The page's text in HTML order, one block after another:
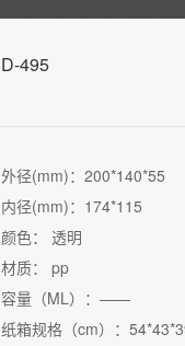
D-495
外径(mm)：200*140*55
内径(mm)：174*115
颜色： 透明
材质： pp
容量（ML）：——
纸箱规格（cm）：